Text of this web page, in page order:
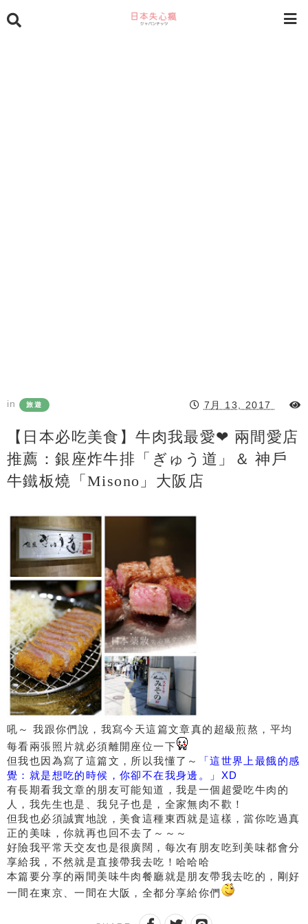
in 旅遊 7月 13, 2017
【日本必吃美食】牛肉我最愛❤ 兩間愛店
推薦：銀座炸牛排「ぎゅう道」＆ 神戶
牛鐵板燒「Misono」大阪店
吼～ 我跟你們說，我寫今天這篇文章真的超級煎熬，平均
每看兩張照片就必須離開座位一下
但我也因為寫了這篇文，所以我懂了～
「這世界上最餓的感
覺：就是想吃的時候，你卻不在我身邊。」XD
有長期看我文章的朋友可能知道，我是一個超愛吃牛肉的
人，我先生也是、我兒子也是，全家無肉不歡！
但我也必須誠實地說，美食這種東西就是這樣，當你吃過真
正的美味，你就再也回不去了～～～
好險我平常天交友也是很廣闊，每次有朋友吃到美味都會分
享給我，不然就是直接帶我去吃！哈哈哈
本篇要分享的兩間美味牛肉餐廳就是朋友帶我去吃的，剛好
一間在東京、一間在大阪，全都分享給你們